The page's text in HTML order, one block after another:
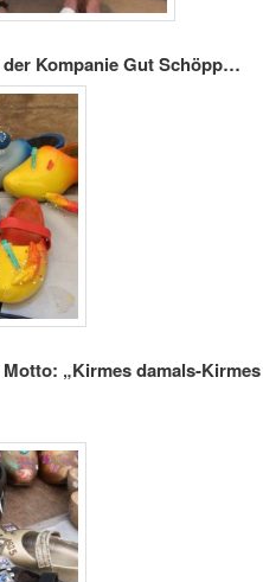
Kompanie Gut Schöpp…
„Kirmes damals-Kirmes